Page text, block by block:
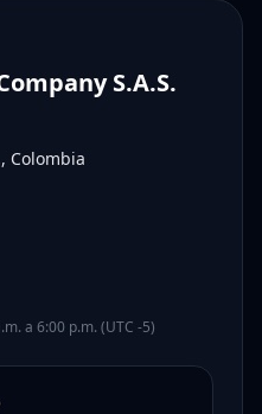
S.A.S.
Colombia
a 6:00 p.m. (UTC -5)